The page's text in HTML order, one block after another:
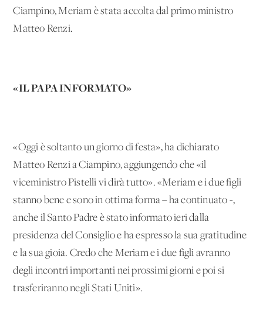
Ciampino, Meriam è stata accolta dal primo ministro
Matteo Renzi.
«IL PAPA INFORMATO»
«Oggi è soltanto un giorno di festa», ha dichiarato
Matteo Renzi a Ciampino, aggiungendo che «il
viceministro Pistelli vi dirà tutto». «Meriam e i due figli
stanno bene e sono in ottima forma – ha continuato -,
anche il Santo Padre è stato informato ieri dalla
presidenza del Consiglio e ha espresso la sua gratitudine
e la sua gioia. Credo che Meriam e i due figli avranno
degli incontri importanti nei prossimi giorni e poi si
trasferiranno negli Stati Uniti».